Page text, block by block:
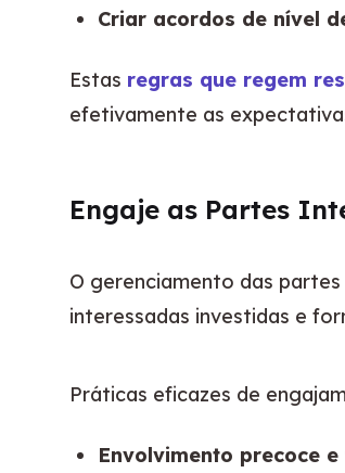
Criar acordos de nível
Estas regras que regem
efetivamente as
Engaje as Partes
O gerenciamento das
interessadas investidas e
Práticas eficazes de
Envolvimento precoce